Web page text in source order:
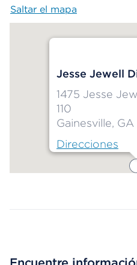
Saltar el mapa
Jesse Jewell
1475 Jesse
110
Gainesville, GA
Direcciones